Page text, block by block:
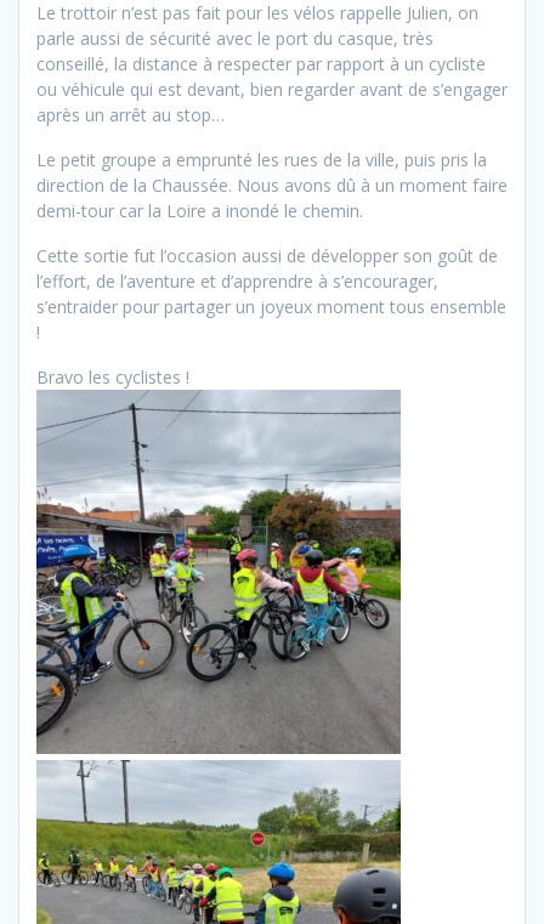
Le trottoir n’est pas fait pour les vélos rappelle Julien, on
parle aussi de sécurité avec le port du casque, très
conseillé, la distance à respecter par rapport à un cycliste
ou véhicule qui est devant, bien regarder avant de s’engager
après un arrêt au stop…
Le petit groupe a emprunté les rues de la ville, puis pris la
direction de la Chaussée. Nous avons dû à un moment faire
demi-tour car la Loire a inondé le chemin.
Cette sortie fut l’occasion aussi de développer son goût de
l’effort, de l’aventure et d’apprendre à s’encourager,
s’entraider pour partager un joyeux moment tous ensemble
!
Bravo les cyclistes !